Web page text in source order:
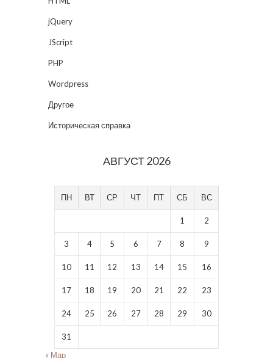
jQuery
JScript
PHP
Wordpress
Другое
Историческая справка
АВГУСТ 2026
ПН ВТ СР ЧТ ПТ СБ ВС
1 2
3 4 5 6 7 8 9
10 11 12 13 14 15 16
17 18 19 20 21 22 23
24 25 26 27 28 29 30
31
« Мар